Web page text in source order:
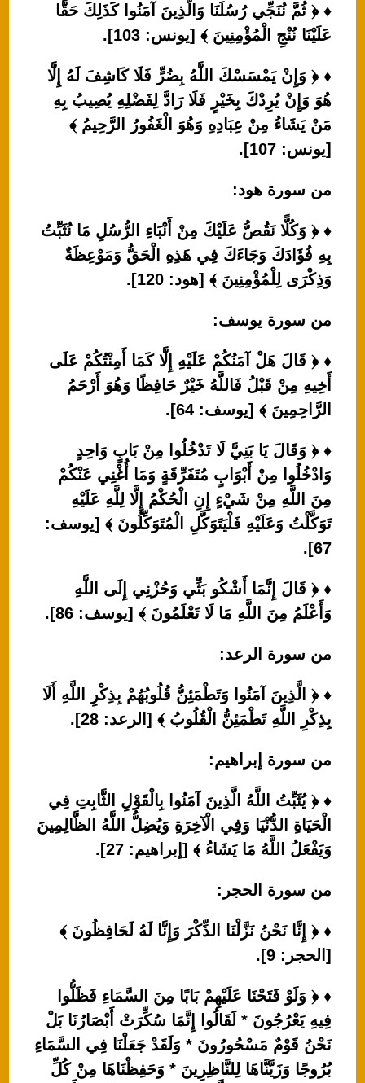
♦ ﴿ ثُمَّ نُنَجِّي رُسُلَنَا وَالَّذِينَ آمَنُوا كَذَلِكَ حَقًّا
عَلَيْنَا نُنْجِ الْمُؤْمِنِينَ ﴾ [يونس: 103].
♦ ﴿ وَإِنْ يَمْسَسْكَ اللَّهُ بِضُرٍّ فَلَا كَاشِفَ لَهُ إِلَّا
هُوَ وَإِنْ يُرِدْكَ بِخَيْرٍ فَلَا رَادَّ لِفَضْلِهِ يُصِيبُ بِهِ
مَنْ يَشَاءُ مِنْ عِبَادِهِ وَهُوَ الْغَفُورُ الرَّحِيمُ ﴾
[يونس: 107].
من سورة هود:
♦ ﴿ وَكُلًّا نَقُصُّ عَلَيْكَ مِنْ أَنْبَاءِ الرُّسُلِ مَا نُثَبِّتُ
بِهِ فُؤَادَكَ وَجَاءَكَ فِي هَذِهِ الْحَقُّ وَمَوْعِظَةٌ
وَذِكْرَى لِلْمُؤْمِنِينَ ﴾ [هود: 120].
من سورة يوسف:
♦ ﴿ قَالَ هَلْ آمَنُكُمْ عَلَيْهِ إِلَّا كَمَا أَمِنْتُكُمْ عَلَى
أَخِيهِ مِنْ قَبْلُ فَاللَّهُ خَيْرٌ حَافِظًا وَهُوَ أَرْحَمُ
الرَّاحِمِينَ ﴾ [يوسف: 64].
♦ ﴿ وَقَالَ يَا بَنِيَّ لَا تَدْخُلُوا مِنْ بَابٍ وَاحِدٍ
وَادْخُلُوا مِنْ أَبْوَابٍ مُتَفَرِّقَةٍ وَمَا أُغْنِي عَنْكُمْ
مِنَ اللَّهِ مِنْ شَيْءٍ إِنِ الْحُكْمُ إِلَّا لِلَّهِ عَلَيْهِ
تَوَكَّلْتُ وَعَلَيْهِ فَلْيَتَوَكَّلِ الْمُتَوَكِّلُونَ ﴾ [يوسف:
67].
♦ ﴿ قَالَ إِنَّمَا أَشْكُو بَثِّي وَحُزْنِي إِلَى اللَّهِ
وَأَعْلَمُ مِنَ اللَّهِ مَا لَا تَعْلَمُونَ ﴾ [يوسف: 86].
من سورة الرعد:
♦ ﴿ الَّذِينَ آمَنُوا وَتَطْمَئِنُّ قُلُوبُهُمْ بِذِكْرِ اللَّهِ أَلَا
بِذِكْرِ اللَّهِ تَطْمَئِنُّ الْقُلُوبُ ﴾ [الرعد: 28].
من سورة إبراهيم:
♦ ﴿ يُثَبِّتُ اللَّهُ الَّذِينَ آمَنُوا بِالْقَوْلِ الثَّابِتِ فِي
الْحَيَاةِ الدُّنْيَا وَفِي الْآخِرَةِ وَيُضِلُّ اللَّهُ الظَّالِمِينَ
وَيَفْعَلُ اللَّهُ مَا يَشَاءُ ﴾ [إبراهيم: 27].
من سورة الحجر:
♦ ﴿ إِنَّا نَحْنُ نَزَّلْنَا الذِّكْرَ وَإِنَّا لَهُ لَحَافِظُونَ ﴾
[الحجر: 9].
♦ ﴿ وَلَوْ فَتَحْنَا عَلَيْهِمْ بَابًا مِنَ السَّمَاءِ فَظَلُّوا
فِيهِ يَعْرُجُونَ * لَقَالُوا إِنَّمَا سُكِّرَتْ أَبْصَارُنَا بَلْ
نَحْنُ قَوْمٌ مَسْحُورُونَ * وَلَقَدْ جَعَلْنَا فِي السَّمَاءِ
بُرُوجًا وَزَيَّنَّاهَا لِلنَّاظِرِينَ * وَحَفِظْنَاهَا مِنْ كُلِّ